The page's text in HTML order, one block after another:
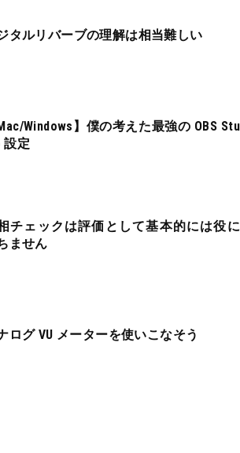
タルリバーブの理解は相当難しい
Mac/Windows】僕の考えた最強の OBS Stu
設定
チェックは評価として基本的には役に
ません
ログ VU メーターを使いこなそう